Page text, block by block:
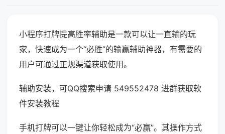
小程序打牌提高胜率辅助是一款可以让一直输的玩
家，快速成为一个“必胜”的输赢辅助神器，有需要的
用户可通过正规渠道获取使用。
辅助安装，可QQ搜索申请 549552478 进群获取软
件安装教程
手机打牌可以一键让你轻松成为“必赢”。其操作方式